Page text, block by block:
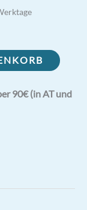
90€ (in AT und